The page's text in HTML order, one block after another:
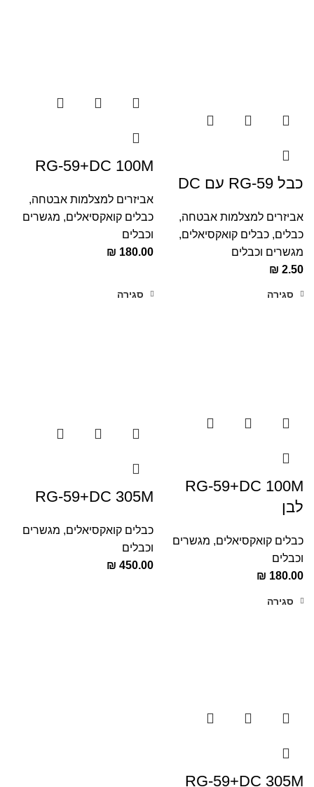
כבל RG-59 עם DC
אביזרים למצלמות אבטחה,
כבלים, כבלים קואקסיאלים,
מגשרים וכבלים
₪ 2.50
RG-59+DC 100M
אביזרים למצלמות אבטחה,
כבלים קואקסיאלים, מגשרים
וכבלים
₪ 180.00
סגירה
RG-59+DC 100M
לבן
כבלים קואקסיאלים, מגשרים
וכבלים
₪ 180.00
סגירה
RG-59+DC 305M
כבלים קואקסיאלים, מגשרים
וכבלים
₪ 450.00
סגירה
RG-59+DC 305M